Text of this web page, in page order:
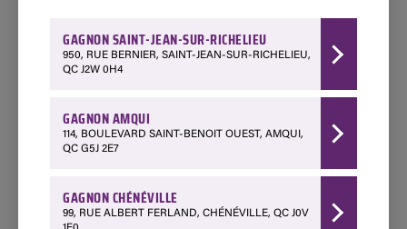
GAGNON SAINT-JEAN-SUR-RICHELIEU
950, RUE BERNIER, SAINT-JEAN-SUR-RICHELIEU,
QC J2W 0H4
GAGNON AMQUI
114, BOULEVARD SAINT-BENOIT OUEST, AMQUI,
QC G5J 2E7
GAGNON CHÉNÉVILLE
99, RUE ALBERT FERLAND, CHÉNÉVILLE, QC J0V
Choisir ce magasin
Chénéville - 99 Rue Albert Ferland
1 888 428-3903